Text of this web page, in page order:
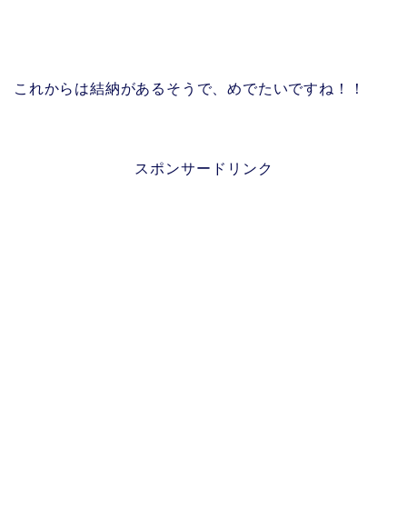
これからは結納があるそうで、めでたいですね！！
スポンサードリンク